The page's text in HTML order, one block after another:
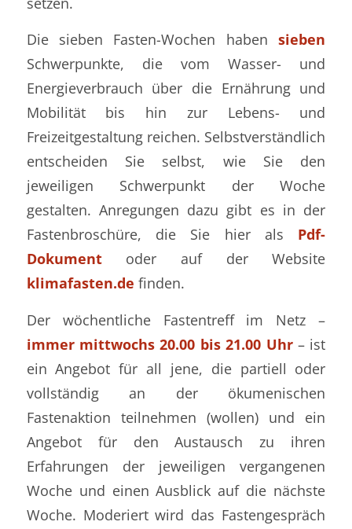
Die sieben Fasten-Wochen habensieben
Schwerpunkte, die vom Wasser- und
Energieverbrauch über die Ernährung und
Mobilität bis hin zur Lebens- und
Freizeitgestaltung reichen. Selbstverständlich
entscheiden Sie selbst, wie Sie den
jeweiligen Schwerpunkt der Woche
gestalten. Anregungen dazu gibt es in der
Fastenbroschüre, die Sie hier als Pdf-
Dokumentoder auf der Website
klimafasten.de finden.
Der wöchentliche Fastentreff im Netz –
immer mittwochs 20.00 bis 21.00 Uhr– ist
ein Angebot für all jene, die partiell oder
vollständig an der ökumenischen
Fastenaktion teilnehmen (wollen) und ein
Angebot für den Austausch zu ihren
Erfahrungen der jeweiligen vergangenen
Woche und einen Ausblick auf die nächste
Woche. Moderiert wird das Fastengespräch